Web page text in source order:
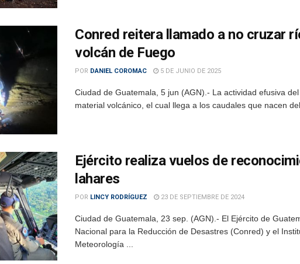
Conred reitera llamado a no cruzar
volcán de Fuego
POR DANIEL COROMAC 5 DE JUNIO DE 2025
Ciudad de Guatemala, 5 jun (AGN).- La actividad efusiva
material volcánico, el cual llega a los caudales que nacen
Ejército realiza vuelos de
lahares
POR LINCY RODRÍGUEZ 23 DE SEPTIEMBRE DE 2024
Ciudad de Guatemala, 23 sep. (AGN).- El Ejército de
Nacional para la Reducción de Desastres (Conred) y el
Meteorología ...